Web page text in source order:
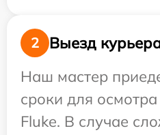
2
Выезд
Наш мастер
сроки для
Fluke. В случае